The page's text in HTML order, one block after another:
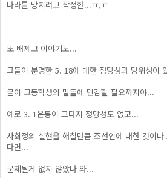
나라를 망치려고 작정한...ㅠ,ㅠ
또 배제고 이야기도...
그들이 분명한 5. 18에 대한 정당성과 당위성이
굳이 고등학생의 말들에 민감할 필요까지야...
예로 3. 1운동이 그다지 정당성도 없고...
사회정의 실현을 해칠만큼 조선인에 대한 것이
다면...
문제될게 없지 않았나 와...